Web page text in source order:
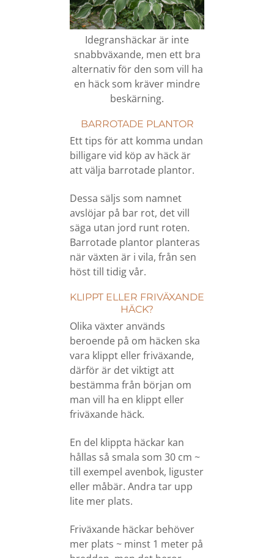
Idegranshäckar är inte
snabbväxande, men ett bra
alternativ för den som vill ha
en häck som kräver mindre
beskärning.
BARROTADE PLANTOR
Ett tips för att komma undan
billigare vid köp av häck är
att välja barrotade plantor.
Dessa säljs som namnet
avslöjar på bar rot, det vill
säga utan jord runt roten.
Barrotade plantor planteras
när växten är i vila, från sen
höst till tidig vår.
KLIPPT ELLER FRIVÄXANDE
HÄCK?
Olika växter används
beroende på om häcken ska
vara klippt eller friväxande,
därför är det viktigt att
bestämma från början om
man vill ha en klippt eller
friväxande häck.
En del klippta häckar kan
hållas så smala som 30 cm ~
till exempel avenbok, liguster
eller måbär. Andra tar upp
lite mer plats.
Friväxande häckar behöver
mer plats ~ minst 1 meter på